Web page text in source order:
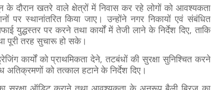
के दौरान खतरे वाले क्षेत्रों में निवास कर रहे लोगों को आवश्यकता
पर स्थानांतरित किया जाए। उन्होंने नगर निकायों एवं संबंधित
युद्धस्तर पर करने तथा कार्यों में तेजी लाने के निर्देश दिए, ताकि
पूरी तरह सुचारू हो सके।
कार्यों को प्राथमिकता देने, तटबंधों की सुरक्षा सुनिश्चित करने
अतिक्रमणों को तत्काल हटाने के निर्देश दिए।